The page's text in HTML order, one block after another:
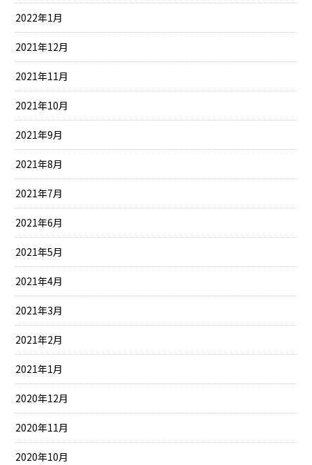
2022年1月
2021年12月
2021年11月
2021年10月
2021年9月
2021年8月
2021年7月
2021年6月
2021年5月
2021年4月
2021年3月
2021年2月
2021年1月
2020年12月
2020年11月
2020年10月